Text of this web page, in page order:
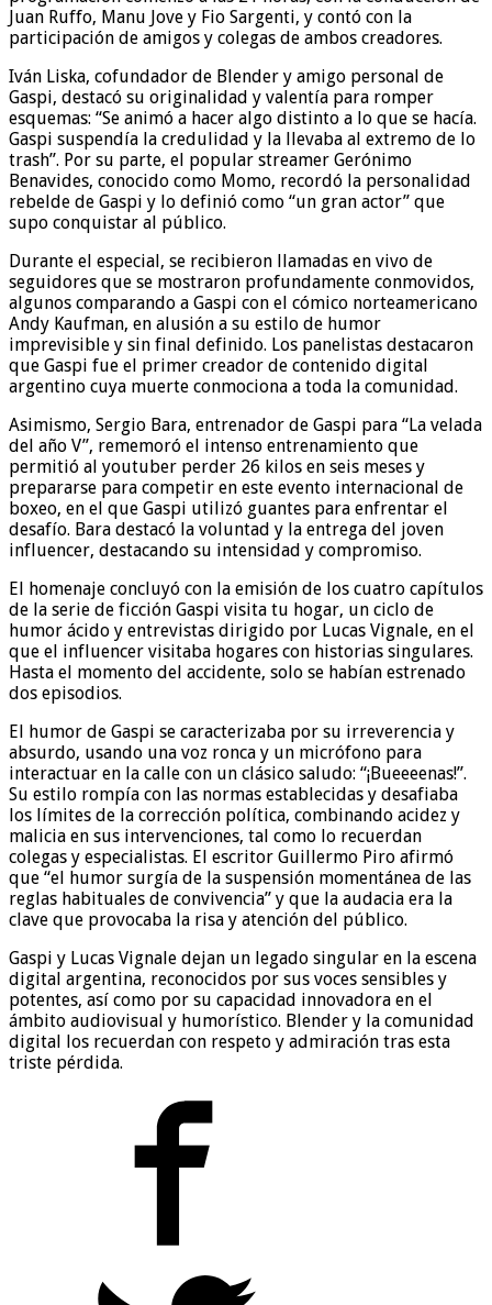
Juan Ruffo, Manu Jove y Fio Sargenti, y contó con la
participación de amigos y colegas de ambos creadores.
Iván Liska, cofundador de Blender y amigo personal de
Gaspi, destacó su originalidad y valentía para romper
esquemas: “Se animó a hacer algo distinto a lo que se hacía.
Gaspi suspendía la credulidad y la llevaba al extremo de lo
trash”. Por su parte, el popular streamer Gerónimo
Benavides, conocido como Momo, recordó la personalidad
rebelde de Gaspi y lo definió como “un gran actor” que
supo conquistar al público.
Durante el especial, se recibieron llamadas en vivo de
seguidores que se mostraron profundamente conmovidos,
algunos comparando a Gaspi con el cómico norteamericano
Andy Kaufman, en alusión a su estilo de humor
imprevisible y sin final definido. Los panelistas destacaron
que Gaspi fue el primer creador de contenido digital
argentino cuya muerte conmociona a toda la comunidad.
Asimismo, Sergio Bara, entrenador de Gaspi para “La velada
del año V”, rememoró el intenso entrenamiento que
permitió al youtuber perder 26 kilos en seis meses y
prepararse para competir en este evento internacional de
boxeo, en el que Gaspi utilizó guantes para enfrentar el
desafío. Bara destacó la voluntad y la entrega del joven
influencer, destacando su intensidad y compromiso.
El homenaje concluyó con la emisión de los cuatro capítulos
de la serie de ficción Gaspi visita tu hogar, un ciclo de
humor ácido y entrevistas dirigido por Lucas Vignale, en el
que el influencer visitaba hogares con historias singulares.
Hasta el momento del accidente, solo se habían estrenado
dos episodios.
El humor de Gaspi se caracterizaba por su irreverencia y
absurdo, usando una voz ronca y un micrófono para
interactuar en la calle con un clásico saludo: “¡Bueeeenas!”.
Su estilo rompía con las normas establecidas y desafiaba
los límites de la corrección política, combinando acidez y
malicia en sus intervenciones, tal como lo recuerdan
colegas y especialistas. El escritor Guillermo Piro afirmó
que “el humor surgía de la suspensión momentánea de las
reglas habituales de convivencia” y que la audacia era la
clave que provocaba la risa y atención del público.
Gaspi y Lucas Vignale dejan un legado singular en la escena
digital argentina, reconocidos por sus voces sensibles y
potentes, así como por su capacidad innovadora en el
ámbito audiovisual y humorístico. Blender y la comunidad
digital los recuerdan con respeto y admiración tras esta
triste pérdida.